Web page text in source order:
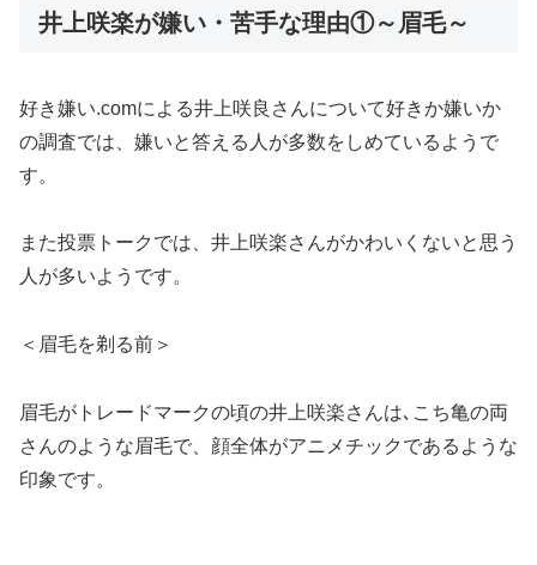
井上咲楽が嫌い・苦手な理由①～眉毛～
好き嫌い.comによる井上咲良さんについて好きか嫌いか
の調査では、嫌いと答える人が多数をしめているようで
す。
また投票トークでは、井上咲楽さんがかわいくないと思う
人が多いようです。
＜眉毛を剃る前＞
眉毛がトレードマークの頃の井上咲楽さんは､こち亀の両
さんのような眉毛で、顔全体がアニメチックであるような
印象です。